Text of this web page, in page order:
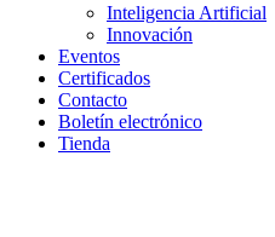
Inteligencia Artificial
Innovación
Eventos
Certificados
Contacto
Boletín electrónico
Tienda